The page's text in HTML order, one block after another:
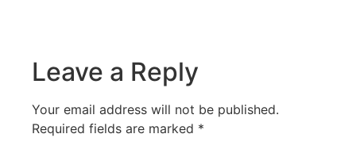
Leave a Reply
Your email address will not be published.
Required fields are marked *